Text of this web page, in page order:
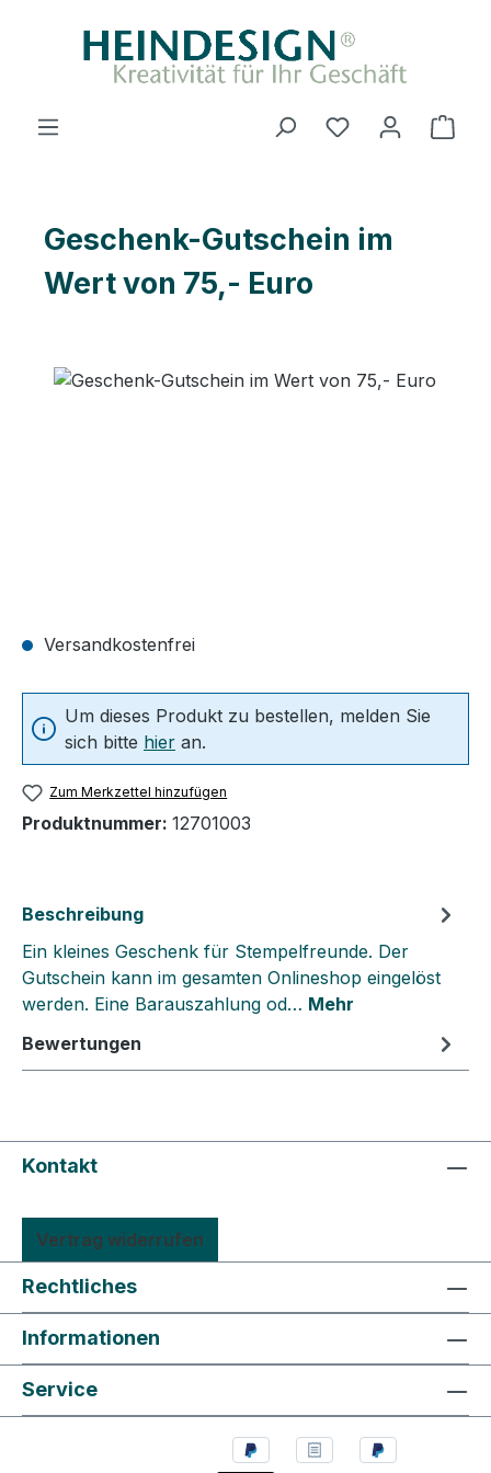
Zum Hauptinhalt springen
Du hast 0
Geschenk-Gutschein im
Wert von 75,- Euro
Versandkostenfrei
Um dieses Produkt zu bestellen, melden Sie
sich bitte hier an.
Zum Merkzettel hinzufügen
Produktnummer: 12701003
Beschreibung
Ein kleines Geschenk für Stempelfreunde. Der
Gutschein kann im gesamten Onlineshop eingelöst
werden. Eine Barauszahlung od… Mehr
Bewertungen
Kontakt
Vertrag widerrufen
Rechtliches
Informationen
Service